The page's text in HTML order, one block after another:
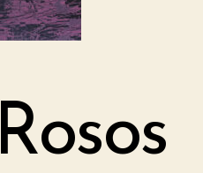
Rosos